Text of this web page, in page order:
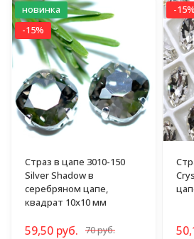
новинка
-15%
Страз в цапе 3010-150
Silver Shadow в
серебряном цапе,
квадрат 10х10 мм
59,50 руб. 70 руб.
-15%